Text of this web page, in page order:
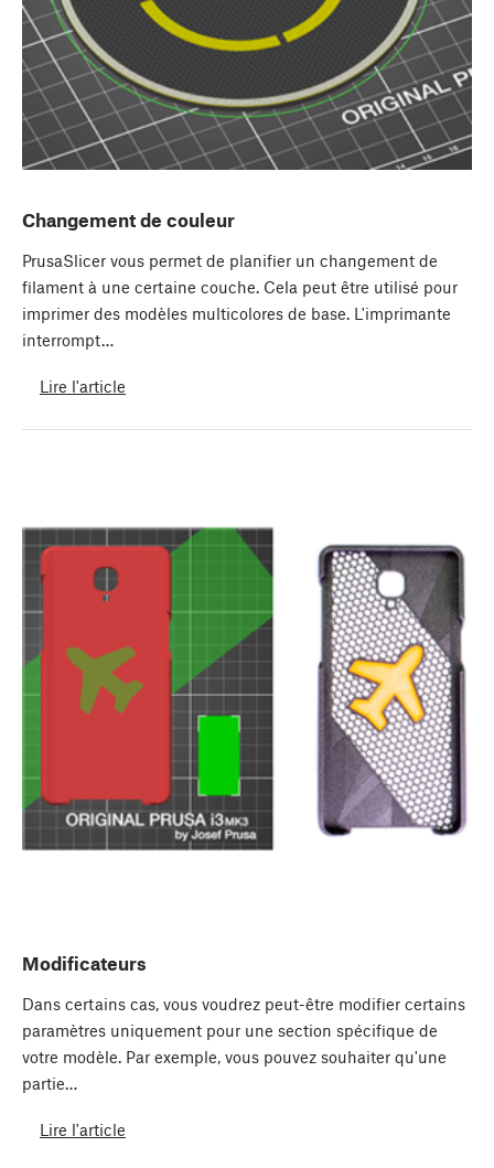
Changement de couleur
PrusaSlicer vous permet de planifier un changement de
filament à une certaine couche. Cela peut être utilisé pour
imprimer des modèles multicolores de base. L'imprimante
interrompt…
Lire l'article
Modificateurs
Dans certains cas, vous voudrez peut-être modifier certains
paramètres uniquement pour une section spécifique de
votre modèle. Par exemple, vous pouvez souhaiter qu'une
partie…
Lire l'article